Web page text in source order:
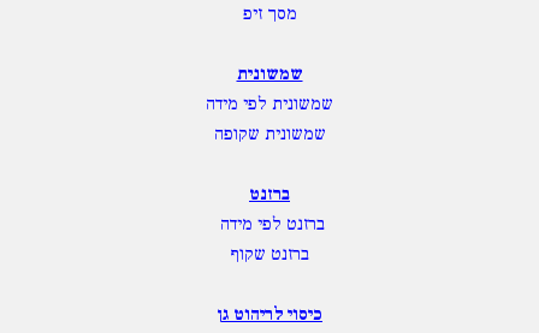
מסך זיפ
שמשונית
שמשונית לפי מידה
שמשונית שקופה
ברזנט
ברזנט לפי מידה
ברזנט שקוף
כיסוי לריהוט גן